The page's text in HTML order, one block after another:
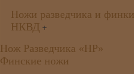
Ножи разведчика и финки
НКВД +
Нож Разведчика «НР»
Финские ножи